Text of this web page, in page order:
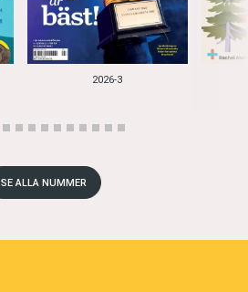
2026-3
SE ALLA NUMMER